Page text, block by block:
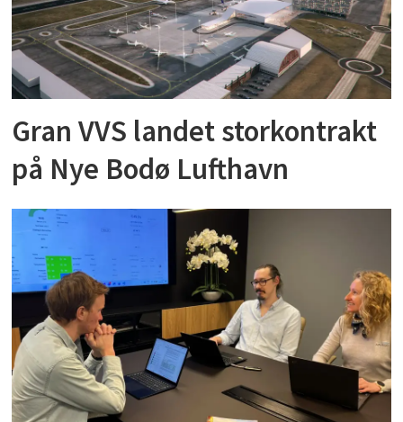
Gran VVS landet storkontrakt
på Nye Bodø Lufthavn